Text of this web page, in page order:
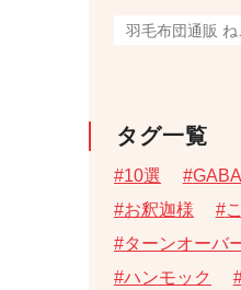
羽毛布団通販
タグ一覧
10選 GABA
お釈迦様
ターンオーバ
ハンモック